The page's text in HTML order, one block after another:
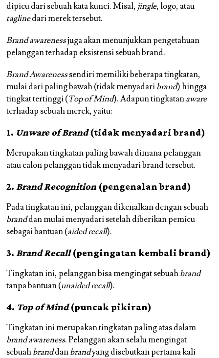
dipicu dari sebuah kata kunci. Misal, jingle, logo, atau
taglinedari merek tersebut.
Brand awarenessjuga akan menunjukkan pengetahuan
pelanggan terhadap eksistensi sebuah brand.
Brand Awarenesssendiri memiliki beberapa tingkatan,
mulai dari paling bawah (tidak menyadaribrand) hingga
tingkat tertinggi (Top of Mind). Adapun tingkatanaware
terhadap sebuah merek, yaitu:
1. Unware of Brand(tidak menyadari brand)
Merupakan tingkatan paling bawah dimana pelanggan
atau calon pelanggan tidak menyadari brand tersebut.
2. Brand Recognition (pengenalan brand)
Pada tingkatan ini, pelanggan dikenalkan dengan sebuah
branddan mulai menyadari setelah diberikan pemicu
sebagai bantuan (aided recall).
3. Brand Recall(pengingatan kembali brand)
Tingkatan ini, pelanggan bisa mengingat sebuahbrand
tanpa bantuan (unaided recall).
4. Top of Mind(puncak pikiran)
Tingkatan ini merupakan tingkatan paling atas dalam
brand awareness. Pelanggan akan selalu mengingat
sebuahbranddanbrandyang disebutkan pertama kali